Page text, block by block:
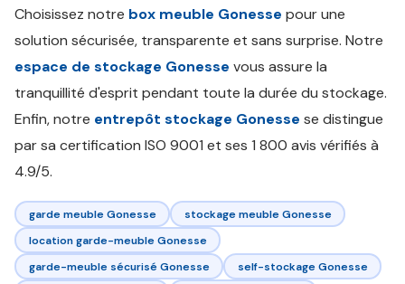
Choisissez notre box meuble Gonesse pour une
solution sécurisée, transparente et sans surprise. Notre
espace de stockage Gonesse vous assure la
tranquillité d'esprit pendant toute la durée du stockage.
Enfin, notre entrepôt stockage Gonesse se distingue
par sa certification ISO 9001 et ses 1 800 avis vérifiés à
4.9/5.
garde meuble Gonesse
stockage meuble Gonesse
location garde-meuble Gonesse
garde-meuble sécurisé Gonesse
self-stockage Gonesse